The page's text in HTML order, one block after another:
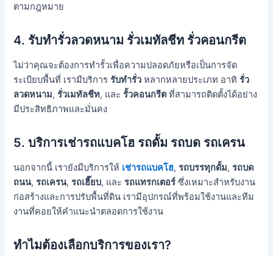
ตามกฎหมาย
4. รับทำรั่วลวดหนาม รั่วเมทัลชีท รั่วคอนกรีต
ไม่ว่าคุณจะต้องการทำรั้วเพื่อความปลอดภัยหรือเป็นการจัด
ระเบียบพื้นที่ เรามีบริการรับทำรั่ว หลากหลายประเภท อาทิรั่ว
ลวดหนาม,รั่วเมทัลชีท, และรั้วคอนกรีต ที่สามารถติดตั้งได้อย่าง
มีประสิทธิภาพและมั่นคง
5.บริการเช่ารถแบคโฮ รถดั้ม รถบด รถเครน
นอกจากนี้ เรายังมีบริการให้ เช่ารถแบคโฮ,รถบรรทุกดั้ม,รถบด
ถนน,รถเครน,รถเฮี๊ยบ, และรถแทรกเตอร์ ซึ่งเหมาะสำหรับงาน
ก่อสร้างและการปรับพื้นที่ดิน เรามีอุปกรณ์ที่พร้อมใช้งานและทีม
งานที่คอยให้คำแนะนำตลอดการใช้งาน
ทำไมต้องเลือกบริการของเรา?